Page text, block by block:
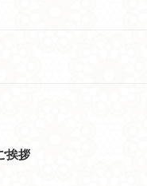
挨拶